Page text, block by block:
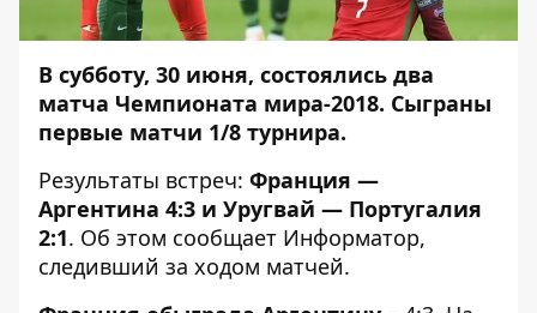
В субботу, 30 июня, состоялись два
матча Чемпионата мира-2018. Сыграны
первые матчи 1/8 турнира.
Результаты встреч: Франция —
Аргентина 4:3 и Уругвай — Португалия
2:1. Об этом сообщает Информатор,
следивший за ходом матчей.